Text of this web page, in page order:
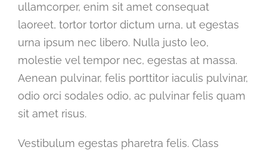
ullamcorper, enim sit amet consequat
laoreet, tortor tortor dictum urna, ut egestas
urna ipsum nec libero. Nulla justo leo,
molestie vel tempor nec, egestas at massa.
Aenean pulvinar, felis porttitor iaculis pulvinar,
odio orci sodales odio, ac pulvinar felis quam
sit amet risus.
Vestibulum egestas pharetra felis. Class